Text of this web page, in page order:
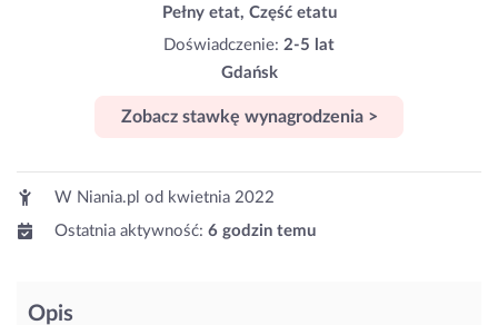
Pełny etat, Część etatu
Doświadczenie: 2-5 lat
Gdańsk
Zobacz stawkę wynagrodzenia >
W Niania.pl od kwietnia 2022
Ostatnia aktywność: 6 godzin temu
Opis